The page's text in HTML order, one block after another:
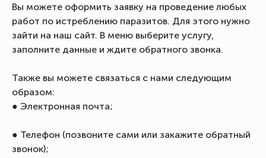
Вы можете оформить заявку на проведение любых
работ по истреблению паразитов. Для этого нужно
зайти на наш сайт. В меню выберите услугу,
заполните данные и ждите обратного звонка.
Также вы можете связаться с нами следующим
образом:
● Электронная почта;
● Телефон (позвоните сами или закажите обратный
звонок);